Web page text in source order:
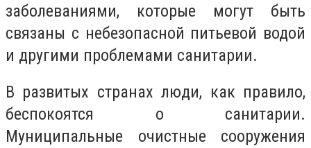
заболеваниями, которые могут быть
связаны с небезопасной питьевой водой
и другими проблемами санитарии.
В развитых странах люди, как правило,
беспокоятся о санитарии.
Муниципальные очистные сооружения